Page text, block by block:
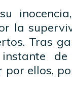
la
Tras
por ellos,